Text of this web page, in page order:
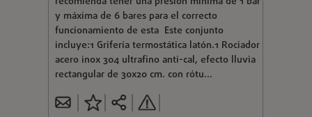
y máxima de 6 bares para el correcto
funcionamiento de esta Este conjunto
incluye:1 Grifería termostática latón.1 Rociador
acero inox 304 ultrafino anti-cal, efecto lluvia
rectangular de 30x20 cm. con rótu...